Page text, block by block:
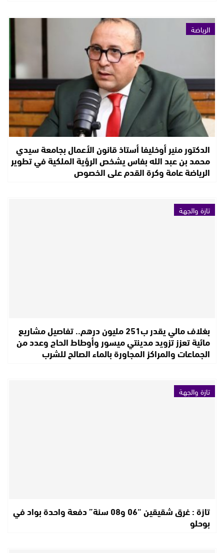
الرياضة
الدكتور منير أوخليفا أستاذ قانون الأعمال بجامعة سيدي
محمد بن عبد الله بفاس يشخص الرؤية الملكية في تطوير
الرياضة عامة وكرة القدم على الخصوص
تازة والجهة
بغلاف مالي يقدر ب251 مليون درهم.. تفاصيل مشاريع
مائية تعزز تزويد مدينتي ميسور وأوطاط الحاج وعدد من
الجماعات والمراكز المجاورة بالماء الصالح للشرب
تازة والجهة
تازة : غرق شقيقين “06 و08 سنة” دفعة واحدة بواد في
بوحلو